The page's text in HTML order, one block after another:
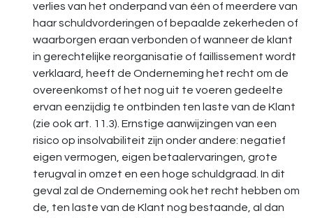
verlies van het onderpand van één of meerdere van
haar schuldvorderingen of bepaalde zekerheden of
waarborgen eraan verbonden of wanneer de klant
in gerechtelijke reorganisatie of faillissement wordt
verklaard, heeft de Onderneming het recht om de
overeenkomst of het nog uit te voeren gedeelte
ervan eenzijdig te ontbinden ten laste van de Klant
(zie ook art. 11.3). Ernstige aanwijzingen van een
risico op insolvabiliteit zijn onder andere: negatief
eigen vermogen, eigen betaalervaringen, grote
terugval in omzet en een hoge schuldgraad. In dit
geval zal de Onderneming ook het recht hebben om
de, ten laste van de Klant nog bestaande, al dan